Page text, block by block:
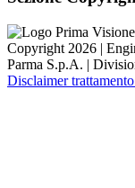
Copyright 2026 |
Parma S.p.A. |
Disclaimer